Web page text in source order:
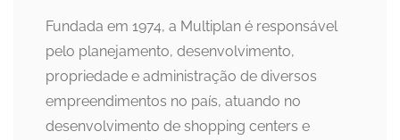
Fundada em 1974, a Multiplan é responsável
pelo planejamento, desenvolvimento,
propriedade e administração de diversos
empreendimentos no país, atuando no
desenvolvimento de shopping centers e